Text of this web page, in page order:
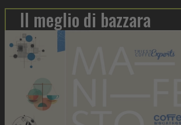
Il meglio di bazzara